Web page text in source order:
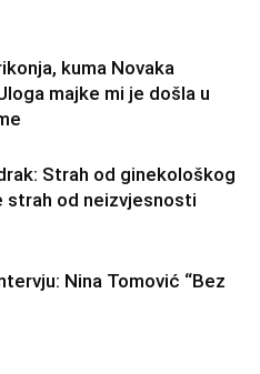
kuma Novaka
majke mi je došla u
Strah od ginekološkog
strah od neizvjesnosti
Nina Tomović “Bez